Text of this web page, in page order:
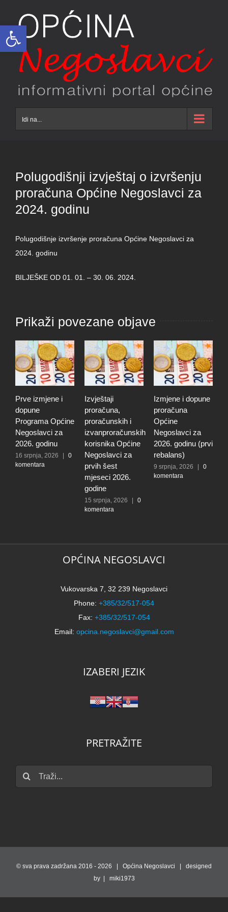
Open toolbar
content
Idi na...
Polugodišnji izvještaj o izvršenju
proračuna Općine Negoslavci za
2024. godinu
Polugodišnje izvršenje proračuna Općine Negoslavci za
2024. godinu
BILJEŠKE OD 01. 01. – 30. 06. 2024.
Prikaži povezane objave
Prve izmjene i
dopune
Programa Općine
Negoslavci za
2026. godinu
16 srpnja, 2026
0
komentara
Izvještaji
proračuna,
proračunskih i
izvanproračunskih
korisnika Općine
Negoslavci za
prvih šest
mjeseci 2026.
godine
15 srpnja, 2026
0
komentara
Izmjene i dopune
proračuna
Općine
Negoslavci za
2026. godinu (prvi
rebalans)
9 srpnja, 2026
0
komentara
OPĆINA NEGOSLAVCI
Vukovarska 7, 32 239 Negoslavci
Phone: +385/32/517-054
Fax: +385/32/517-054
Email: opcina.negoslavci@gmail.com
IZABERI JEZIK
PRETRAŽITE
Traži...
© sva prava zadržana 2016 - 2026 | Općina Negoslavci | designed
by | miki1973